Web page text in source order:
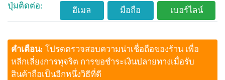
ปุ่มติดต่อ:
อีเมล มือถือ เบอร์ไลน์
คำเตือน: โปรดตรวจสอบความน่าเชื่อถือของร้าน เพื่อ
หลีกเลี่ยงการทุจริต การขอชำระเงินปลายทางเมื่อรับ
สินค้าถือเป็นอีกหนึ่งวิธีที่ดี